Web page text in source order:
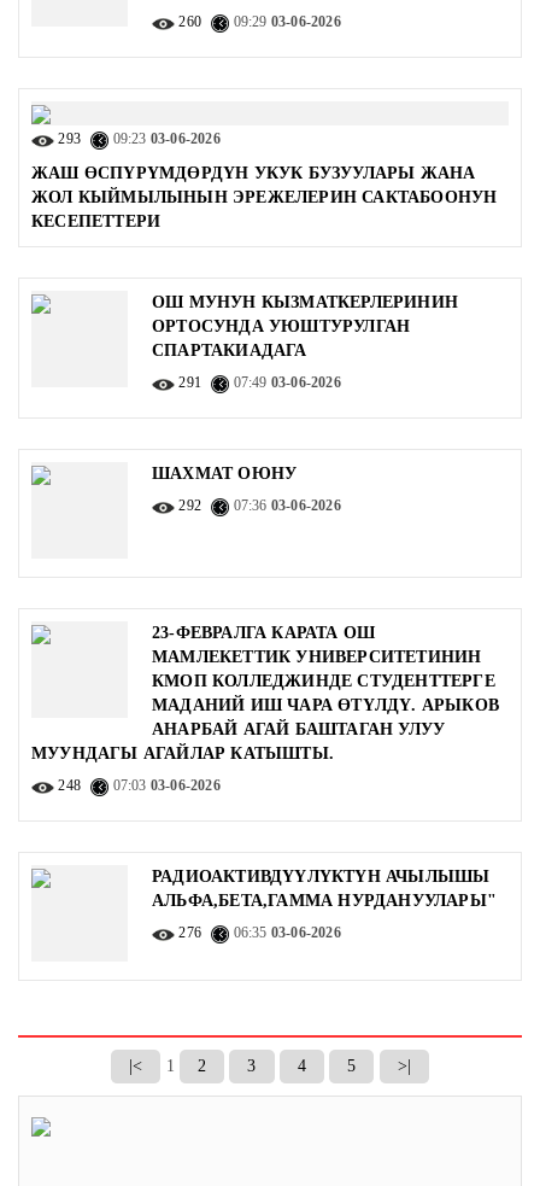
260 09:29 03-06-2026
293 09:23 03-06-2026
ЖАШ ӨСПҮРҮМДӨРДҮН УКУК БУЗУУЛАРЫ ЖАНА
ЖОЛ КЫЙМЫЛЫНЫН ЭРЕЖЕЛЕРИН САКТАБООНУН
КЕСЕПЕТТЕРИ
ОШ МУНУН КЫЗМАТКЕРЛЕРИНИН
ОРТОСУНДА УЮШТУРУЛГАН
СПАРТАКИАДАГА
291 07:49 03-06-2026
ШАХМАТ ОЮНУ
292 07:36 03-06-2026
23-ФЕВРАЛГА КАРАТА ОШ
МАМЛЕКЕТТИК УНИВЕРСИТЕТИНИН
КМОП КОЛЛЕДЖИНДЕ СТУДЕНТТЕРГЕ
МАДАНИЙ ИШ ЧАРА ӨТҮЛДҮ. АРЫКОВ
АНАРБАЙ АГАЙ БАШТАГАН УЛУУ
МУУНДАГЫ АГАЙЛАР КАТЫШТЫ.
248 07:03 03-06-2026
РАДИОАКТИВДҮҮЛҮКТҮН АЧЫЛЫШЫ
АЛЬФА,БЕТА,ГАММА НУРДАНУУЛАРЫ"
276 06:35 03-06-2026
|< 1 2 3 4 5 >|